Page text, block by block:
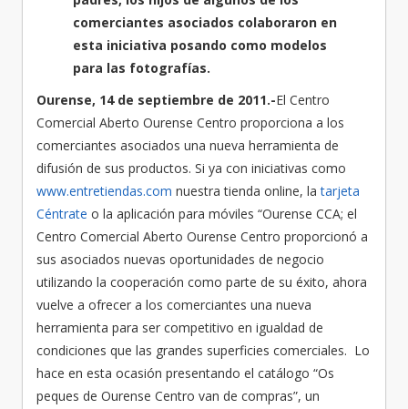
comerciantes asociados colaboraron en
esta iniciativa posando como modelos
para las fotografías.
Ourense, 14 de septiembre de 2011.-El Centro
Comercial Aberto Ourense Centro proporciona a los
comerciantes asociados una nueva herramienta de
difusión de sus productos. Si ya con iniciativas como
www.entretiendas.com nuestra tienda online, latarjeta
Céntrate o la aplicación para móviles “Ourense CCA; el
Centro Comercial Aberto Ourense Centro proporcionó a
sus asociados nuevas oportunidades de negocio
utilizando la cooperación como parte de su éxito, ahora
vuelve a ofrecer a los comerciantes una nueva
herramienta para ser competitivo en igualdad de
condiciones que las grandes superficies comerciales. Lo
hace en esta ocasión presentando el catálogo “Os
peques de Ourense Centro van de compras”, un